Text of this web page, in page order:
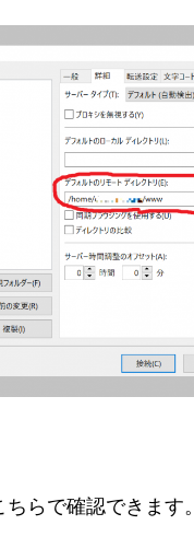
らで確認できます。